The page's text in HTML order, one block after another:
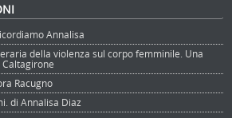
Annalisa
della violenza sul corpo femminile. Una
Racugno
di Annalisa Diaz